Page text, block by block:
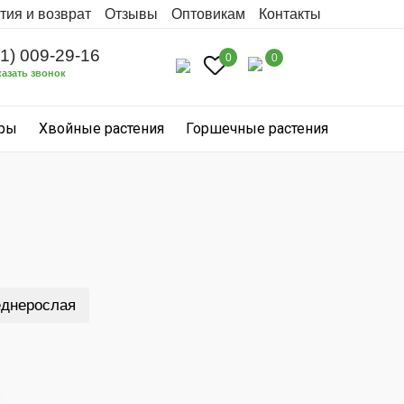
и возврат Отзывы Оптовикам Контакты
009-29-16
звонок
0 0
Хвойные растения Горшечные растения